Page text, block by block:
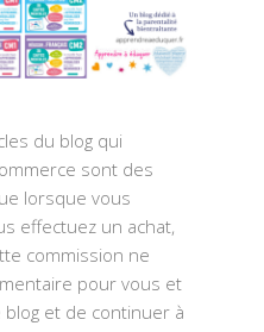
du blog qui
sont des
lorsque vous
effectuez un achat,
commission ne
pour vous et
et de continuer à